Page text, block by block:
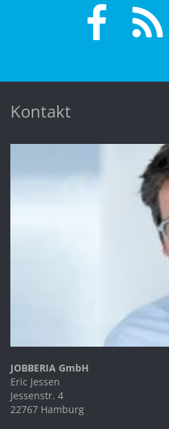
Kontakt
JOBBERIA GmbH
Eric Jessen
Jessenstr. 4
22767 Hamburg